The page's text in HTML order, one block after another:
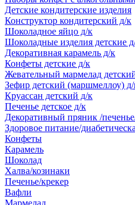
Детские кондитерские изделия
Конструктор кондитерский д/к
Шоколадное яйцо д/к
Шоколадные изделия детские
Декоративная карамель д/к
Конфеты детские д/к
Жевательный мармелад
Зефир детский (маршмеллоу)
Круассан детский д/к
Печенье детское д/к
Декоративный пряник /
Здоровое питание/
Конфеты
Карамель
Шоколад
Халва/козинаки
Печенье/крекер
Вафли
Мармелад